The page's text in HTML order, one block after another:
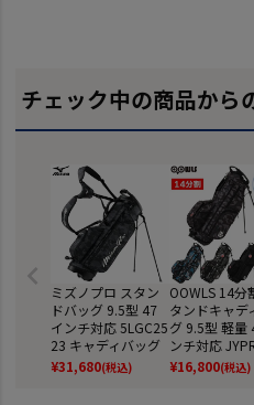
チェック中の商品から
ミズノプロ スタン
ドバッグ 9.5型 47
インチ対応 5LGC25
23 キャディバッグ
2025年モデル ゴル
フ mizuno 日本正
¥31,680(税込)
OOWLS 14分
タンドキャデ
グ 9.5型 軽量
ンチ対応
SB 【JYPER'S
ジナル商品】
¥16,800(税込)